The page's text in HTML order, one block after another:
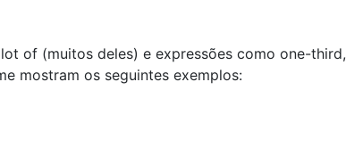
of (muitos deles) e expressões como one-
mostram os seguintes exemplos: